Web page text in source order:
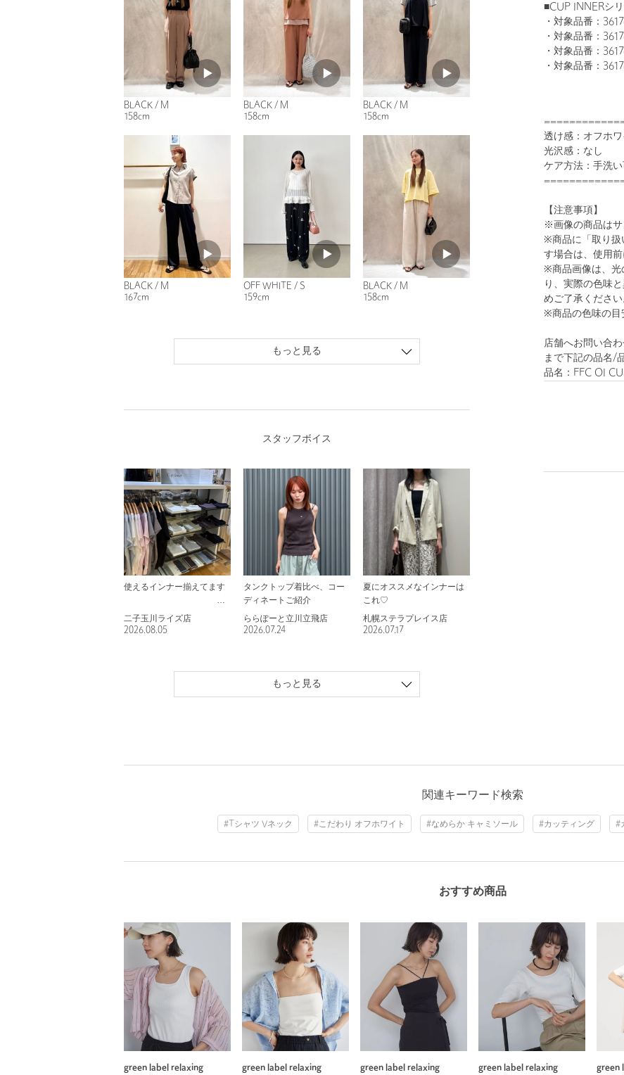
■CUP INNERシ
・対象品番：
・対象品番：
・対象品番：
・対象品番：
透け感：オフホ
光沢感：なし
ケア方法：手洗い
【注意事項】
※画像の商品はサ
※商品に「取り扱
す場合は、使用前
※商品画像は、光
り、実際の色味
めご了承ください
※商品の色味の目
店舗へお問い合
まで下記の品名/
品名：FFC OI
BLACK / M
158cm
BLACK / M
158cm
BLACK / M
158cm
BLACK / M
167cm
OFF WHITE / S
159cm
BLACK / M
158cm
もっと見る
スタッフボイス
使えるインナー揃えてます
二子玉川ライズ店
2026.08.05
タンクトップ着比べ、コー
ディネートご紹介
ららぽーと立川立飛店
2026.07.24
夏にオススメなインナーは
これ♡
札幌ステラプレイス店
2026.07.17
もっと見る
関連キーワード検索
#Tシャツ Vネック #こだわり オフホワイト #なめらか キャミソール #カッティング #
おすすめ商品
green label relaxing green label relaxing green label relaxing green label relaxing green